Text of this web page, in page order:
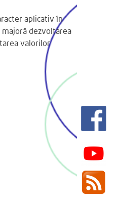
aplicativ în
dezvoltarea
valorilor